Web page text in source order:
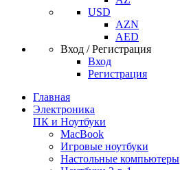
USD
AZN
AED
Вход / Регистрация
Вход
Регистрация
Главная
Электроника
ПК и Ноутбуки
MacBook
Игровые ноутбуки
Настольные компьютеры